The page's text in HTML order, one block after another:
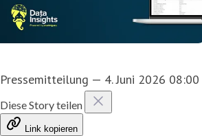
Pressemitteilung — 4. Juni 2026 08:00
Diese Story teilen
Link kopieren